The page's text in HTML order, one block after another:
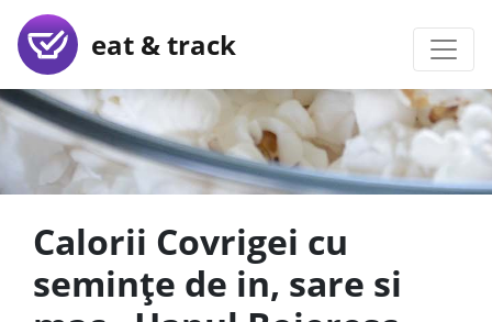
eat & track
Calorii Covrigei cu
semințe de in, sare si